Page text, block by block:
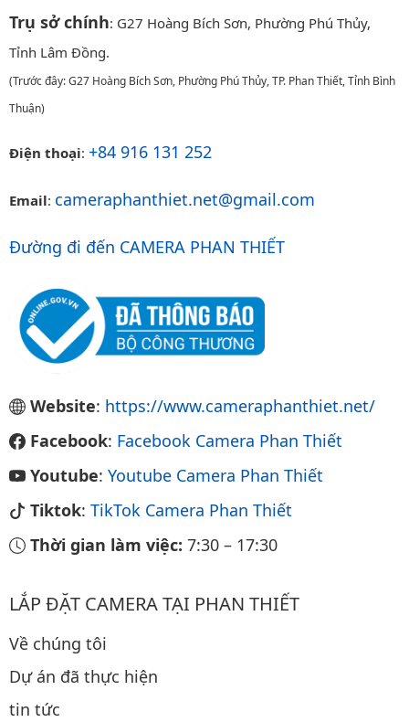
Trụ sở chính: G27 Hoàng Bích Sơn, Phường Phú Thủy,
Tỉnh Lâm Đồng.
(Trước đây: G27 Hoàng Bích Sơn, Phường Phú Thủy, TP. Phan Thiết, Tỉnh Bình
Thuận)
Điện thoại: +84 916 131 252
Email: cameraphanthiet.net@gmail.com
Đường đi đến CAMERA PHAN THIẾT
Website: https://www.cameraphanthiet.net/
Facebook: Facebook Camera Phan Thiết
Youtube: Youtube Camera Phan Thiết
Tiktok: TikTok Camera Phan Thiết
Thời gian làm việc: 7:30 – 17:30
LẮP ĐẶT CAMERA TẠI PHAN THIẾT
Về chúng tôi
Dự án đã thực hiện
tin tức